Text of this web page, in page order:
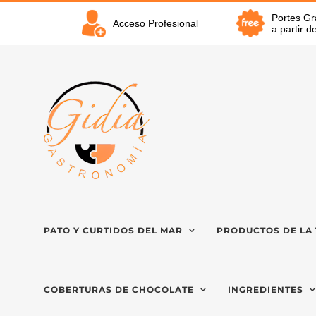
Saltar
Acceso Profesional
Portes
a partir
PATO Y CURTIDOS DEL MAR PRODUCTOS DE LA
COBERTURAS DE CHOCOLATE INGREDIENTES